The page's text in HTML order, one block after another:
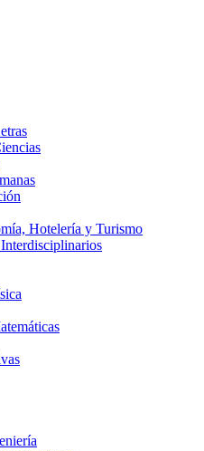
Hotelería y Turismo